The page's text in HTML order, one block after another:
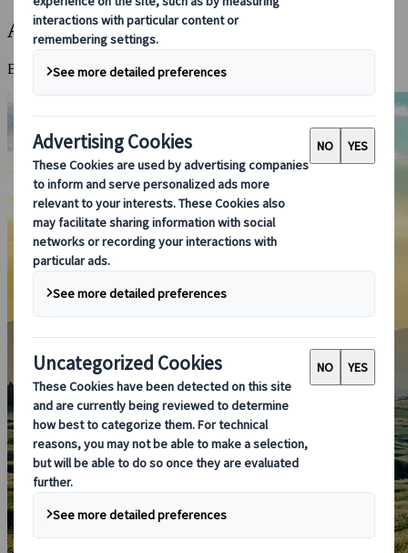
Aso-vulkanen
Brennende jord og åpne kratre i Japans vulkanhjerte